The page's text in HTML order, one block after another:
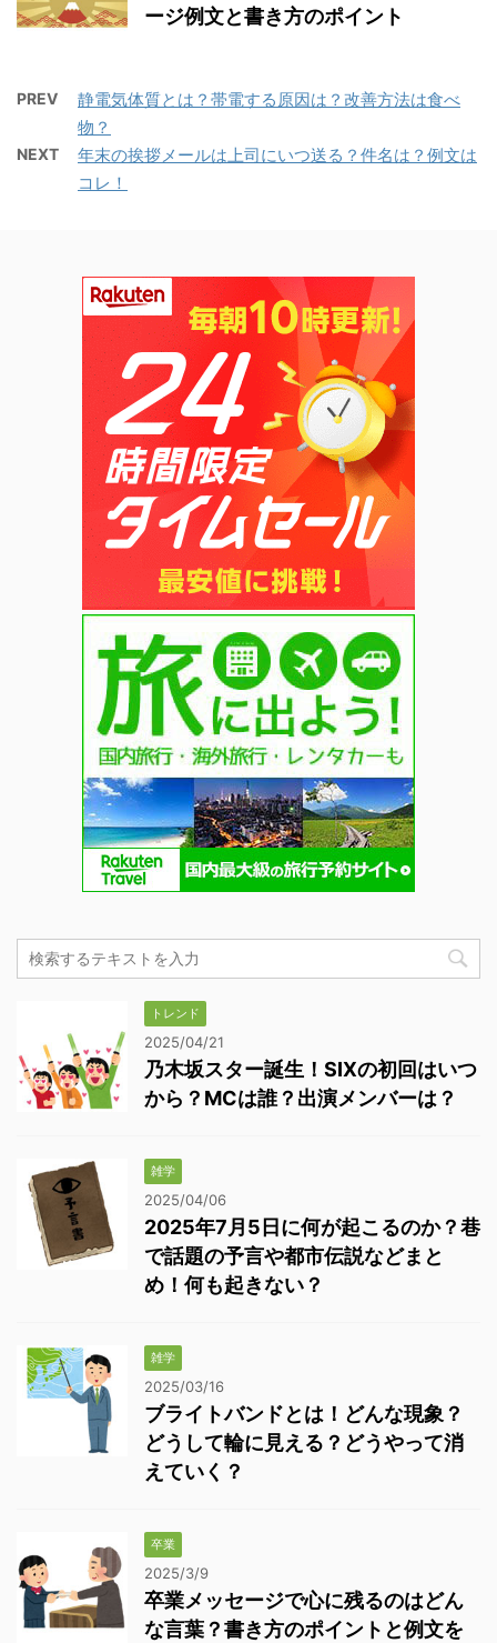
ージ例文と書き方のポイント
PREV
静電気体質とは？帯電する原因は？改善方法は食べ
物？
NEXT
年末の挨拶メールは上司にいつ送る？件名は？例文は
コレ！
トレンド
2025/04/21
乃木坂スター誕生！SIXの初回はいつ
から？MCは誰？出演メンバーは？
雑学
2025/04/06
2025年7月5日に何が起こるのか？巷
で話題の予言や都市伝説などまと
め！何も起きない？
雑学
2025/03/16
ブライトバンドとは！どんな現象？
どうして輪に見える？どうやって消
えていく？
卒業
2025/3/9
卒業メッセージで心に残るのはどん
な言葉？書き方のポイントと例文を